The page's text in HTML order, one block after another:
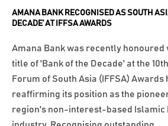
AMANA BANK RECOGNISED AS SOUTH
DECADE’ AT IFFSA AWARDS
Amana Bank was recently
title of 'Bank of the Decade' at the
Forum of South Asia (IFFSA) Awards
reaffirming its position as the
region's non-interest-based Islamic